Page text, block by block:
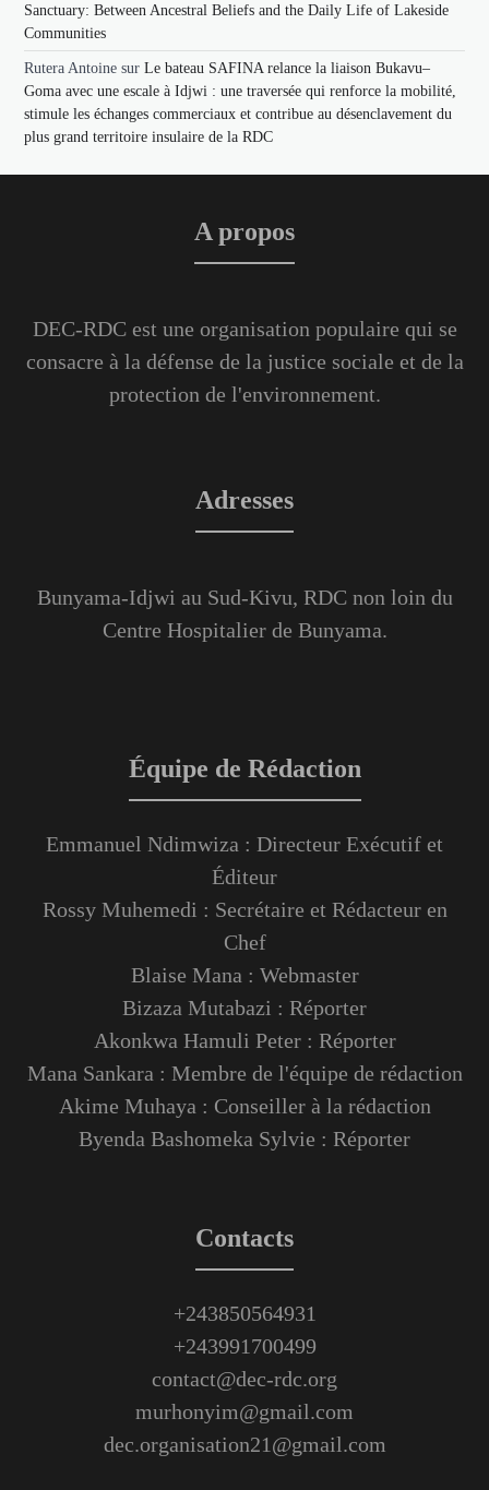
Sanctuary: Between Ancestral Beliefs and the Daily Life of Lakeside
Communities
Rutera Antoine surLe bateau SAFINA relance la liaison Bukavu–
Goma avec une escale à Idjwi : une traversée qui renforce la mobilité,
stimule les échanges commerciaux et contribue au désenclavement du
plus grand territoire insulaire de la RDC
A propos
DEC-RDC est une organisation populaire qui se
consacre à la défense de la justice sociale et de la
protection de l'environnement.
Adresses
Bunyama-Idjwi au Sud-Kivu, RDC non loin du
Centre Hospitalier de Bunyama.
Équipe de Rédaction
Emmanuel Ndimwiza : Directeur Exécutif et
Éditeur
Rossy Muhemedi : Secrétaire et Rédacteur en
Chef
Blaise Mana : Webmaster
Bizaza Mutabazi : Réporter
Akonkwa Hamuli Peter : Réporter
Mana Sankara : Membre de l'équipe de rédaction
Akime Muhaya : Conseiller à la rédaction
Byenda Bashomeka Sylvie : Réporter
Contacts
+243850564931
+243991700499
contact@dec-rdc.org
murhonyim@gmail.com
dec.organisation21@gmail.com